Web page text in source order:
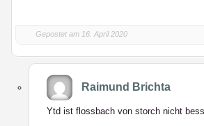
Gepostet am 16. April 2020
Raimund Brichta
Ytd ist flossbach von storch nicht